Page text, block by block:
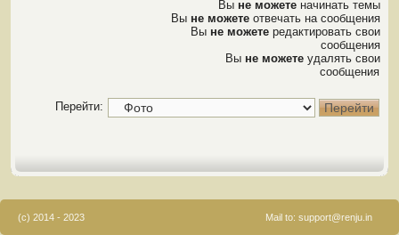
Вы не можете начинать темы
Вы не можете отвечать на сообщения
Вы не можете редактировать свои
сообщения
Вы не можете удалять свои
сообщения
Перейти:
(c) 2014 - 2023 Mail to: support@renju.in